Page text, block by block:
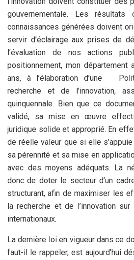
gouvernementale. Les
connaissances générées doivent
servir d’éclairage aux prises de
l’évaluation de nos actions
positionnement, mon département
ans, à l’élaboration d’une
recherche et de l’innovation,
quinquennale. Bien que ce
validé, sa mise en œuvre
juridique solide et approprié. En
de réelle valeur que si elle
sa pérennité et sa mise en
avec des moyens adéquats. La
donc de doter le secteur d’un
structurant, afin de maximiser les
la recherche et de l’innovation
internationaux.
La dernière loi en vigueur dans ce
faut-il le rappeler, est aujourd’hui